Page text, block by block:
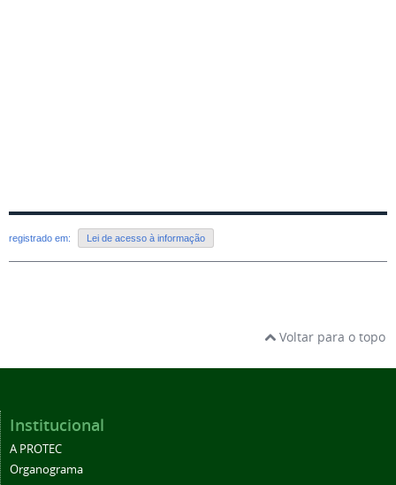
registrado em: Lei de acesso à informação
Voltar para o topo
Institucional
A PROTEC
Organograma